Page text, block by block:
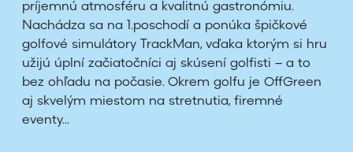
t
s
p
á
j
a
s
príjemnú atmosféru a kvalitnú gastronómiu.
Nachádza sa na 1.poschodí a ponúka špičkové
golfové simulátory TrackMan, vďaka ktorým si hru
užijú úplní začiatočníci aj skúsení golfisti – a to
bez ohľadu na počasie. Okrem golfu je OffGreen
aj skvelým miestom na stretnutia, firemné
eventy...